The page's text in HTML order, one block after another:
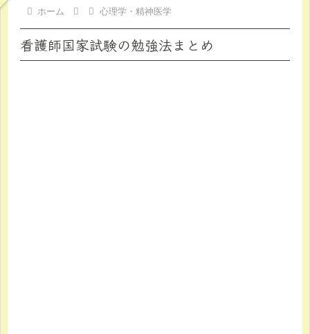
ホーム 心理学・精神医学
看護師国家試験の勉強法まとめ